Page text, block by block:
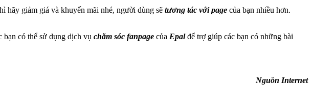
hãy giảm giá và khuyến mãi nhé, người dùng sẽ tương tác với page của bạn nhiều hơn.
có thể sử dụng dịch vụ chăm sóc fanpage của Epalđể trợ giúp các bạn có những bài
Nguồn Internet